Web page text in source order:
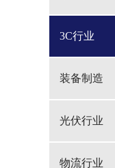
3C行业
装备制造
光伏行业
物流行业